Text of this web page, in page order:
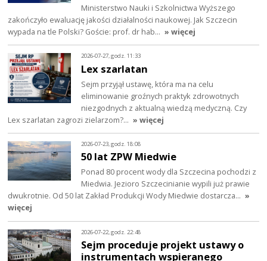
Ministerstwo Nauki i Szkolnictwa Wyższego
zakończyło ewaluację jakości działalności naukowej. Jak Szczecin
wypada na tle Polski? Goście: prof. dr hab… » więcej
2026-07-27, godz. 11:33
Lex szarlatan
Sejm przyjął ustawę, która ma na celu
eliminowanie groźnych praktyk zdrowotnych
niezgodnych z aktualną wiedzą medyczną. Czy
Lex szarlatan zagrozi zielarzom?… » więcej
2026-07-23, godz. 18:08
50 lat ZPW Miedwie
Ponad 80 procent wody dla Szczecina pochodzi z
Miedwia. Jezioro Szczecinianie wypili już prawie
dwukrotnie. Od 50 lat Zakład Produkcji Wody Miedwie dostarcza… »
więcej
2026-07-22, godz. 22:48
Sejm proceduje projekt ustawy o
instrumentach wspieranego